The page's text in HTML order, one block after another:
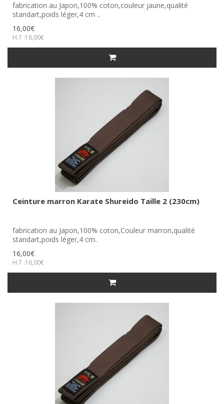
fabrication au Japon,100% coton,couleur jaune,qualité
standart,poids léger,4 cm ..
16,00€
H.T :16,00€
Ceinture marron Karate Shureido Taille 2 (230cm)
fabrication au Japon,100% coton,Couleur marron,qualité
standart,poids léger,4 cm..
16,00€
H.T :16,00€